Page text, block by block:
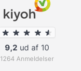
9,2 ud af 10
1264 Anmeldelser